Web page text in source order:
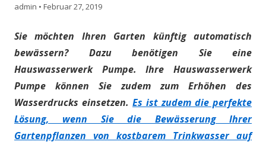
admin • Februar 27, 2019
Sie möchten Ihren Garten künftig automatisch
bewässern? Dazu benötigen Sie eine
Hauswasserwerk Pumpe. Ihre Hauswasserwerk
Pumpe können Sie zudem zum Erhöhen des
Wasserdrucks einsetzen. Es ist zudem die perfekte
Lösung, wenn Sie die Bewässerung Ihrer
Gartenpflanzen von kostbarem Trinkwasser auf